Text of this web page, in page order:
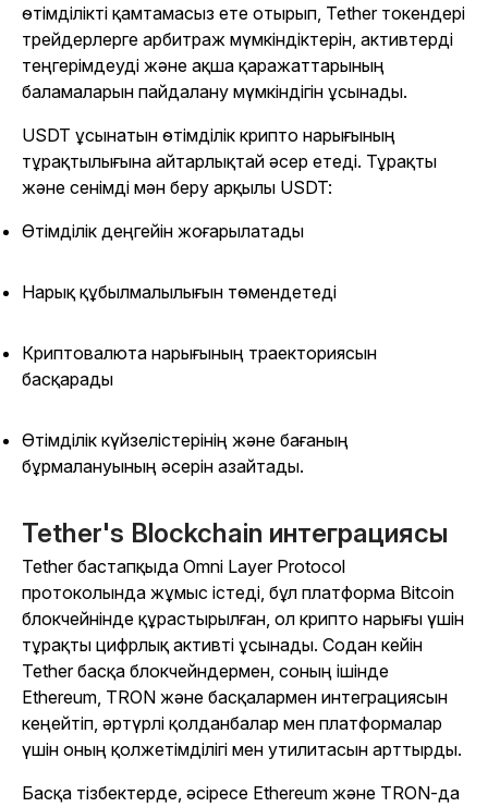
өтімділікті қамтамасыз ете отырып, Tether токендері
трейдерлерге арбитраж мүмкіндіктерін, активтерді
теңгерімдеуді және ақша қаражаттарының
баламаларын пайдалану мүмкіндігін ұсынады.
USDT ұсынатын өтімділік крипто нарығының
тұрақтылығына айтарлықтай әсер етеді. Тұрақты
және сенімді мән беру арқылы USDT:
Өтімділік деңгейін жоғарылатады
Нарық құбылмалылығын төмендетеді
Криптовалюта нарығының траекториясын
басқарады
Өтімділік күйзелістерінің және бағаның
бұрмалануының әсерін азайтады.
Tether's Blockchain интеграциясы
Tether бастапқыда Omni Layer Protocol
протоколында жұмыс істеді, бұл платформа Bitcoin
блокчейнінде құрастырылған, ол крипто нарығы үшін
тұрақты цифрлық активті ұсынады. Содан кейін
Tether басқа блокчейндермен, соның ішінде
Ethereum, TRON және басқалармен интеграциясын
кеңейтіп, әртүрлі қолданбалар мен платформалар
үшін оның қолжетімділігі мен утилитасын арттырды.
Басқа тізбектерде, әсіресе Ethereum және TRON-да